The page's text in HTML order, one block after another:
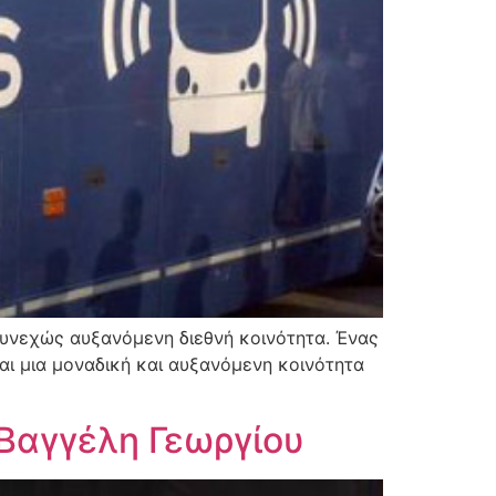
αυξανόμενη διεθνή κοινότητα. Ένας
μια μοναδική και αυξανόμενη κοινότητα
Γεωργίου